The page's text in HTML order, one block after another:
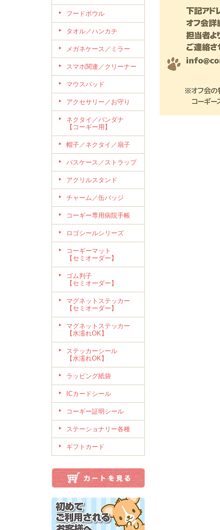
フードボウル
タオル／ハンカチ
メガネケース／ミラー
スマホ関連／クリーナー
マウスパッド
アクセサリー／お守り
ネクタイ／バンダナ
【コーギー用】
帽子／ネクタイ／扇子
パスケース／ストラップ
アクリルスタンド
チャーム／缶バッジ
コーギー専用病院手帳
ロゴシールシリーズ
コーギーマット
【セミオーダー】
ゴム判子
【セミオーダー】
マグネットステッカー
【セミオーダー】
マグネットステッカー
【水濡れOK】
ステッカーシール
【水濡れOK】
ラッピング紙袋
ICカードシール
コーギー証明シール
ステーショナリー各種
ギフトカード